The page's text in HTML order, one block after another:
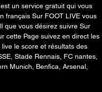
un service gratuit qui vous
français Sur FOOT LIVE vous
que vous désirez suivre Sur
cette Page suivez en direct les
le score et résultats des
Stade Rennais, FC nantes,
Munich, Benfica, Arsenal,